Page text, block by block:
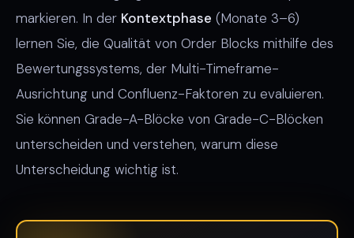
markieren. In der Kontextphase (Monate 3–6)
lernen Sie, die Qualität von Order Blocks mithilfe des
Bewertungssystems, der Multi-Timeframe-
Ausrichtung und Confluenz-Faktoren zu evaluieren.
Sie können Grade-A-Blöcke von Grade-C-Blöcken
unterscheiden und verstehen, warum diese
Unterscheidung wichtig ist.